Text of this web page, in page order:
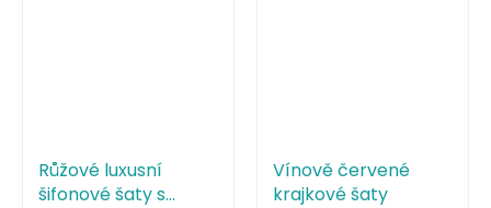
Růžové luxusní
šifonové šaty s
Vínově červené
krajkové šaty